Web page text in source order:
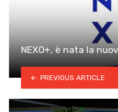
NEXO+, è nata la
PREVIOUS ARTICLE